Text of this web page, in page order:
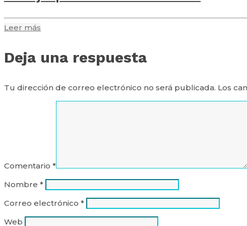
Leer más
Deja una respuesta
Tu dirección de correo electrónico no será publicada. Los
Comentario *
Nombre *
Correo electrónico *
Web